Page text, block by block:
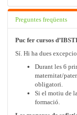
Preguntes freqüents
Puc fer cursos
Sí. Hi ha dues
Durant les 6
maternitat/
obligatori.
Si el motiu de
formació.